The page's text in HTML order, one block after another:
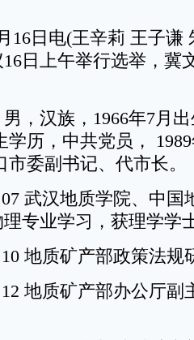
日电(王辛莉 王子谦
日上午举行选举，冀
汉族，1966年7月出
学历，中共党员，
委副书记、代市长。
武汉地质学院、中国
专业学习，获理学学
地质矿产部政策法规
地质矿产部办公厅副